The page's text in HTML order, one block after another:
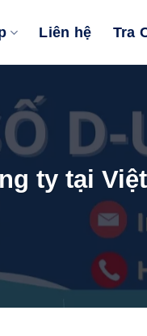
Liên hệ Tra
ty tại